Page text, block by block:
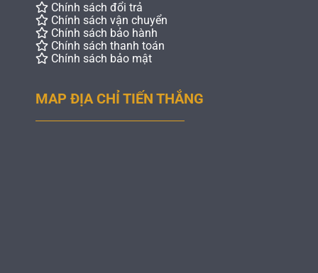
Chính sách đổi trả
Chính sách vận chuyển
Chính sách bảo hành
Chính sách thanh toán
Chính sách bảo mật
MAP ĐỊA CHỈ TIẾN THẮNG